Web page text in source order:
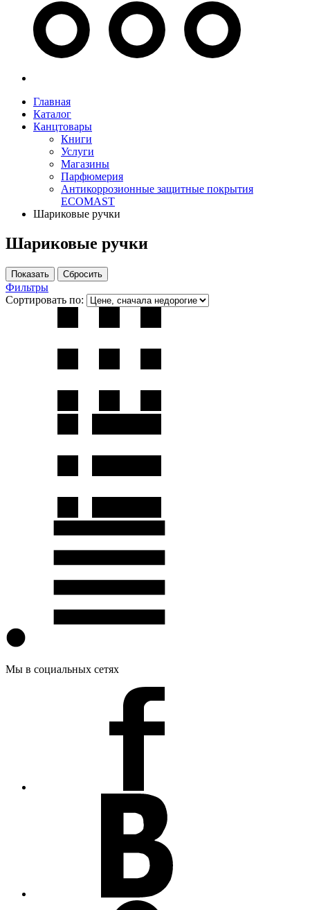
Главная
Каталог
Канцтовары
Книги
Услуги
Магазины
Парфюмерия
Антикоррозионные защитные покрытия
ECOMAST
Шариковые ручки
Шариковые ручки
Фильтры
Сортировать по:
Мы в социальных сетях